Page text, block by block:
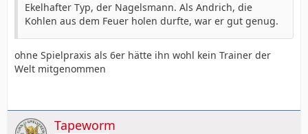
Ekelhafter Typ, der Nagelsmann. Als Andrich, die
Kohlen aus dem Feuer holen durfte, war er gut genug.
ohne Spielpraxis als 6er hätte ihn wohl kein Trainer der
Welt mitgenommen
Tapeworm